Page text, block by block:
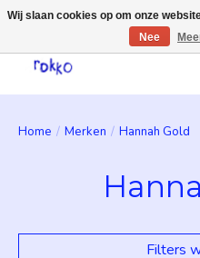
Home / Merken / Hannah Gold
Filters
Wij slaan cookies op om onze
Nee